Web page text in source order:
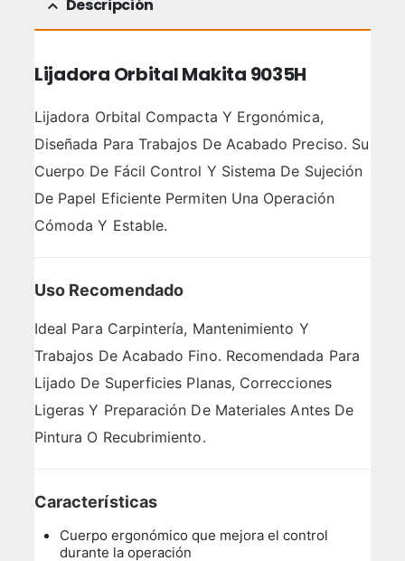
Descripción
Lijadora Orbital Makita 9035H
Lijadora Orbital Compacta Y Ergonómica,
Diseñada Para Trabajos De Acabado Preciso. Su
Cuerpo De Fácil Control Y Sistema De Sujeción
De Papel Eficiente Permiten Una Operación
Cómoda Y Estable.
Uso Recomendado
Ideal Para Carpintería, Mantenimiento Y
Trabajos De Acabado Fino. Recomendada Para
Lijado De Superficies Planas, Correcciones
Ligeras Y Preparación De Materiales Antes De
Pintura O Recubrimiento.
Características
Cuerpo ergonómico que mejora el control
durante la operación